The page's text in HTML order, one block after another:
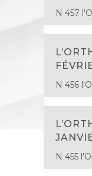
N 457
N 456
N 455